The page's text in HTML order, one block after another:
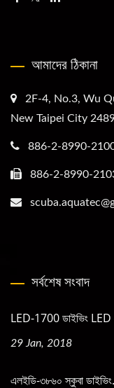
আমাদের ঠিকানা
2F-4, No.3, Wu
New Taipei City
886-2-8990-
886-2-8990-
সর্বশেষ সংবাদ
LED-1700 ডাইভিং LED
29 Jan, 2018
এলইডি-৩৮৬০ স্কুবা